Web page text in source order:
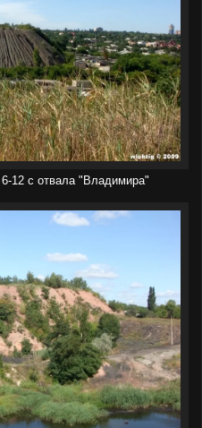
12 с отвала "Владимира"